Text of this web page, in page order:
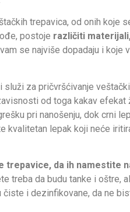
trepavica, od onih koje
postoje različiti
se najviše dopadaju i koje
za pričvršćivanje
od toga kakav
pri nanošenju, dok crni
kvalitetan lepak koji neće
trepavice, da ih namestite
treba da budu tanke i oštre,
i dezinfikovane, da ne